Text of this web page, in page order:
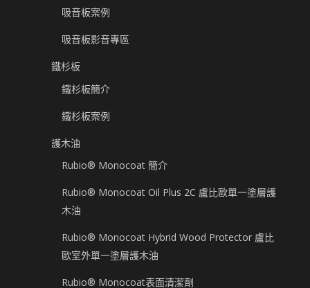
吸音板案例
吸音板影音專區
鐵杉板
鐵杉板簡介
鐵杉板案例
護木油
Rubio® Monocoat 簡介
Rubio® Monocoat Oil Plus 2C 盧比歐單一塗層護
木油
Rubio® Monocoat Hybrid Wood Protector 盧比
歐室外單一塗層護木油
Rubio® Monocoat表面清潔劑